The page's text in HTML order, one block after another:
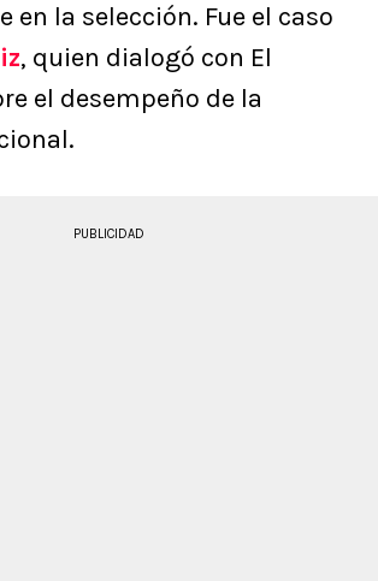
en la selección. Fue el caso
, quien dialogó con El
el desempeño de la
PUBLICIDAD